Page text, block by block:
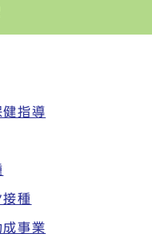
指導
接種
事業